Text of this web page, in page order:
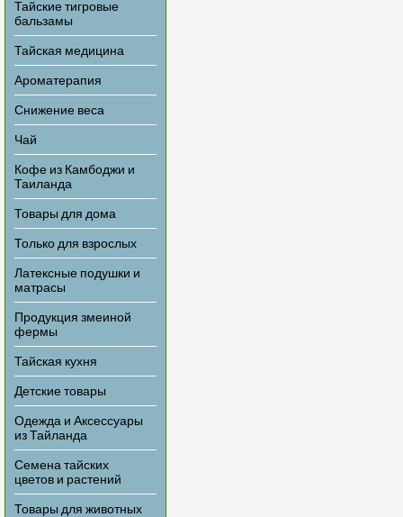
Тайские тигровые
бальзамы
Тайская медицина
Ароматерапия
Снижение веса
Чай
Кофе из Камбоджи и
Таиланда
Товары для дома
Только для взрослых
Латексные подушки и
матрасы
Продукция змеиной
фермы
Тайская кухня
Детские товары
Одежда и Аксессуары
из Тайланда
Семена тайских
цветов и растений
Товары для животных